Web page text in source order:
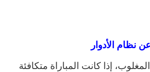
نظام الأدوار
إذا كانت المباراة متكافئة